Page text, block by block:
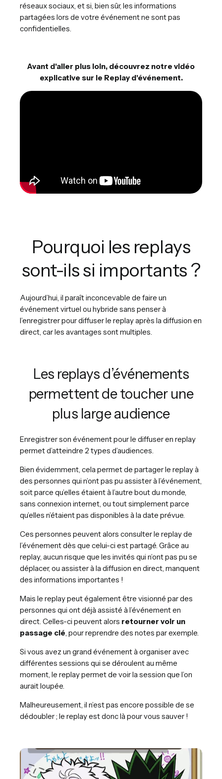
réseaux sociaux, et si, bien sûr, les informations
partagées lors de votre événement ne sont pas
confidentielles.
Avant d'aller plus loin, découvrez notre vidéo
explicative sur le Replay d'événement.
Pourquoi les replays
sont-ils si importants ?
Aujourd’hui, il paraît inconcevable de faire un
événement virtuel ou hybride sans penser à
l’enregistrer pour diffuser le replay après la diffusion en
direct, car les avantages sont multiples.
Les replays d’événements
permettent de toucher une
plus large audience
Enregistrer son événement pour le diffuser en replay
permet d’atteindre 2 types d’audiences.
Bien évidemment, cela permet de partager le replay à
des personnes qui n’ont pas pu assister à l’événement,
soit parce qu’elles étaient à l’autre bout du monde,
sans connexion internet, ou tout simplement parce
qu’elles n’étaient pas disponibles à la date prévue.
Ces personnes peuvent alors consulter le replay de
l’événement dès que celui-ci est partagé. Grâce au
replay, aucun risque que les invités qui n’ont pas pu se
déplacer, ou assister à la diffusion en direct, manquent
des informations importantes !
Mais le replay peut également être visionné par des
personnes qui ont déjà assisté à l’événement en
direct. Celles-ci peuvent alors retourner voir un
passage clé , pour reprendre des notes par exemple.
Si vous avez un grand événement à organiser avec
différentes sessions qui se déroulent au même
moment, le replay permet de voir la session que l’on
aurait loupée.
Malheureusement, il n’est pas encore possible de se
dédoubler ; le replay est donc là pour vous sauver !